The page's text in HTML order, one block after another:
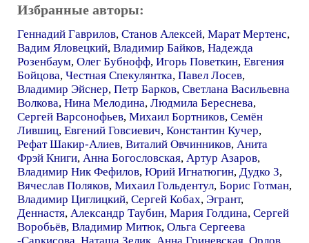
Избранные авторы:
Геннадий Гаврилов, Станов Алексей, Марат Мертенс,
Вадим Яловецкий, Владимир Байков, Надежда
Розенбаум, Олег Бубнофф, Игорь Поветкин, Евгения
Бойцова, Честная Спекулянтка, Павел Лосев,
Владимир Эйснер, Петр Барков, Светлана Васильевна
Волкова, Нина Мелодина, Людмила Береснева,
Сергей Варсонофьев, Михаил Бортников, Семён
Лившиц, Евгений Говсиевич, Константин Кучер,
Рефат Шакир-Алиев, Виталий Овчинников, Анита
Фрэй Книги, Анна Богословская, Артур Азаров,
Владимир Ник Фефилов, Юрий Игнатюгин, Дудко 3,
Вячеслав Поляков, Михаил Гольдентул, Борис Готман,
Владимир Циглицкий, Сергей Кобах, Эгрант,
Деннастя, Александр Таубин, Мария Голдина, Сергей
Воробьёв, Владимир Митюк, Ольга Сергеева